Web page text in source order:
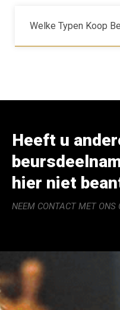
Welke Typen Koop
Heeft u
hier niet
NEEM CONTACT MET ONS